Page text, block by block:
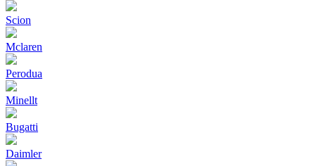
Scion
Mclaren
Perodua
Minellt
Bugatti
Daimler